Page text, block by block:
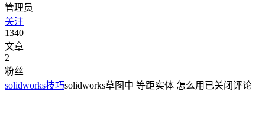
管理员
关注
1340
文章
2
粉丝
solidworks技巧solidworks草图中 等距实体 怎么用 已关闭评论